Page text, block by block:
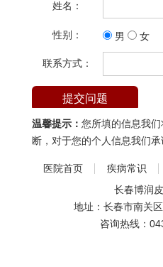
姓名：
性别： 男 女
联系方式：
温馨提示： 您所填的信息我
断，对于您的个人信息我们
医院首页 疾病常识
长春博润
地址：长春市南关
咨询热线：